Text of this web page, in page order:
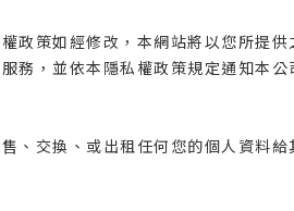
政策如經修改，本網站將以您所提
務，並依本隱私權政策規定通知本公
、交換、或出租任何您的個人資料